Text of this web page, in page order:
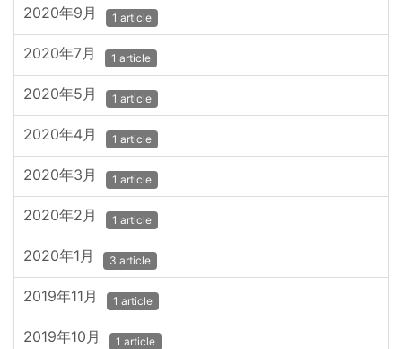
2020年9月 1 article
2020年7月 1 article
2020年5月 1 article
2020年4月 1 article
2020年3月 1 article
2020年2月 1 article
2020年1月 3 article
2019年11月 1 article
2019年10月 1 article